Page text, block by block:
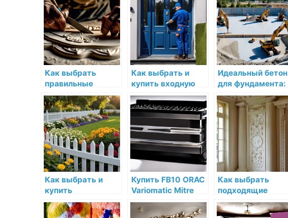
Как выбрать
правильные
инструменты для
работы с
декоративной
лепниной
Как выбрать и
купить входную
дверь в Пензе с
установкой
Идеальный бетон
для фундамента:
Как выбрать и
использовать
Как выбрать и
купить
пластиковый
декоративный
Купить FB10 ORAC
Variomatic Mitre
box по низкой цене
в интернет-
Как выбрать
подходящие
средства для
ухода за